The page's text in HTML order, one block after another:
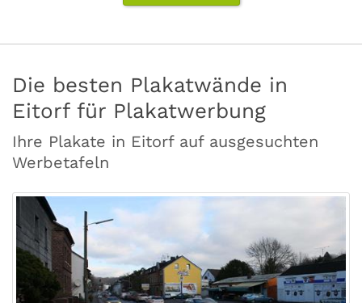
Die besten Plakatwände in
Eitorf für Plakatwerbung
Ihre Plakate in Eitorf auf ausgesuchten
Werbetafeln